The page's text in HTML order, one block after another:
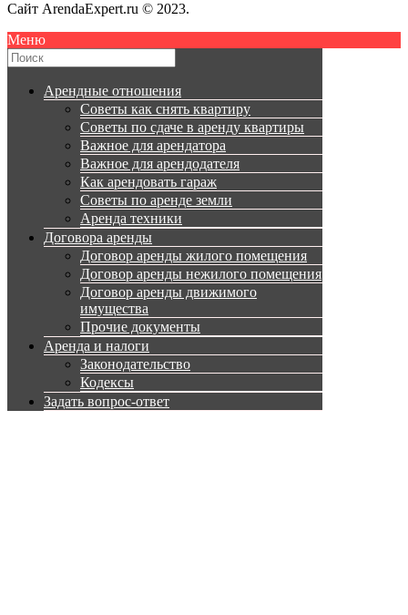
Сайт ArendaExpert.ru © 2023.
Меню
Арендные отношения
Советы как снять квартиру
Советы по сдаче в аренду квартиры
Важное для арендатора
Важное для арендодателя
Как арендовать гараж
Советы по аренде земли
Аренда техники
Договора аренды
Договор аренды жилого помещения
Договор аренды нежилого помещения
Договор аренды движимого
имущества
Прочие документы
Аренда и налоги
Законодательство
Кодексы
Задать вопрос-ответ